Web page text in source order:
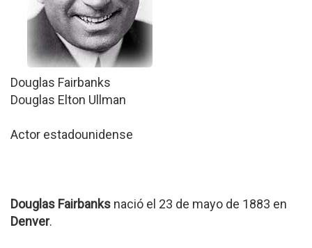
Douglas Fairbanks
Douglas Elton Ullman
Actor estadounidense
Douglas Fairbanks nació el 23 de mayo de 1883 en
Denver.